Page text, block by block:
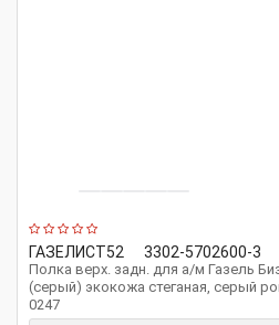
ГАЗЕЛИСТ52 3302-5702600-3
Полка верх. задн. для а/м Газель
(серый) экокожа стеганая, серый
0247